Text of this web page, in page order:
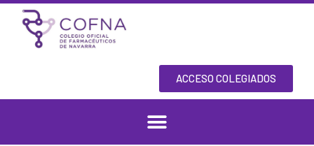
Skip
content
ACCESO COLEGIADOS